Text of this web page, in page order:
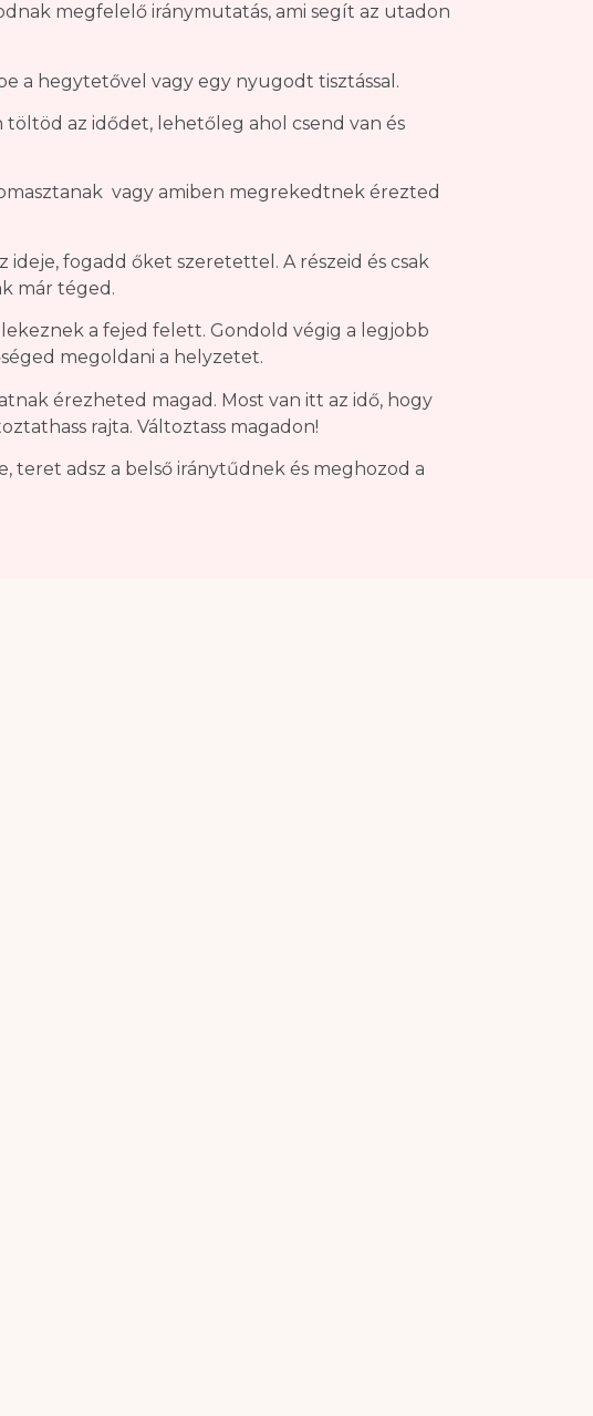
megfelelő iránymutatás, ami segít az utadon
a hegytetővel vagy egy nyugodt tisztással.
töltöd az idődet, lehetőleg ahol csend van és
vagy amiben megrekedtnek érezted
fogadd őket szeretettel. A részeid és csak
már téged.
a fejed felett. Gondold végig a legjobb
megoldani a helyzetet.
érezheted magad. Most van itt az idő, hogy
rajta. Változtass magadon!
teret adsz a belső iránytűdnek és meghozod a